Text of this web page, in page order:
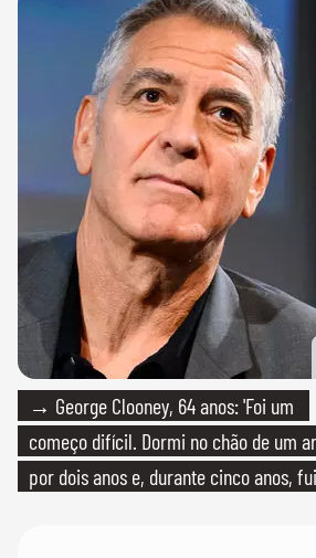
→ George Clooney, 64 anos: 'Foi um
começo difícil. Dormi no chão de um
por dois anos e, durante cinco anos,